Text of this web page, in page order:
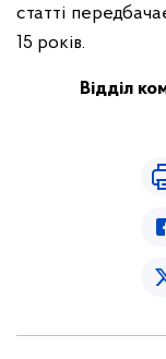
статті
15 років.
Відділ